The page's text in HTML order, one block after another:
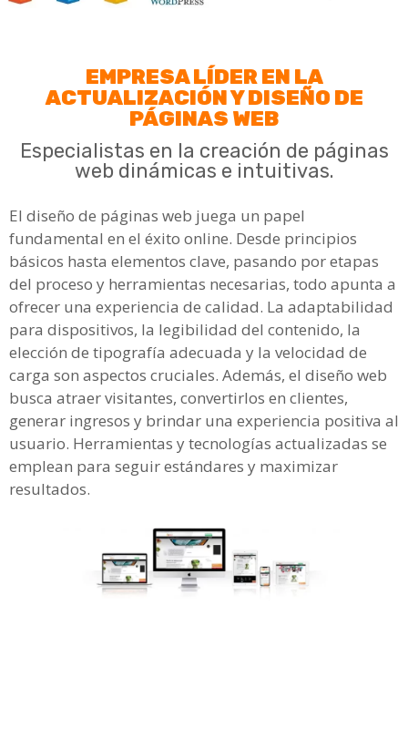
EMPRESA LÍDER EN LA
ACTUALIZACIÓN Y DISEÑO DE
PÁGINAS WEB
Especialistas en la creación de páginas
web dinámicas e intuitivas.
El diseño de páginas web juega un papel
fundamental en el éxito online. Desde principios
básicos hasta elementos clave, pasando por etapas
del proceso y herramientas necesarias, todo apunta a
ofrecer una experiencia de calidad. La adaptabilidad
para dispositivos, la legibilidad del contenido, la
elección de tipografía adecuada y la velocidad de
carga son aspectos cruciales. Además, el diseño web
busca atraer visitantes, convertirlos en clientes,
generar ingresos y brindar una experiencia positiva al
usuario. Herramientas y tecnologías actualizadas se
emplean para seguir estándares y maximizar
resultados.